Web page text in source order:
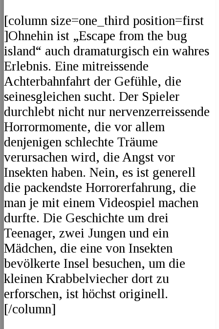
[column size=one_third position=first
]Ohnehin ist „Escape from the bug
island“ auch dramaturgisch ein wahres
Erlebnis. Eine mitreissende
Achterbahnfahrt der Gefühle, die
seinesgleichen sucht. Der Spieler
durchlebt nicht nur nervenzerreissende
Horrormomente, die vor allem
denjenigen schlechte Träume
verursachen wird, die Angst vor
Insekten haben. Nein, es ist generell
die packendste Horrorerfahrung, die
man je mit einem Videospiel machen
durfte. Die Geschichte um drei
Teenager, zwei Jungen und ein
Mädchen, die eine von Insekten
bevölkerte Insel besuchen, um die
kleinen Krabbelviecher dort zu
erforschen, ist höchst originell.
[/column]